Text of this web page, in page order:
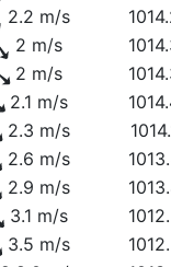
2.2 m/s
2 m/s
2 m/s
2.1 m/s
2.3 m/s
2.6 m/s
2.9 m/s
3.1 m/s
3.5 m/s